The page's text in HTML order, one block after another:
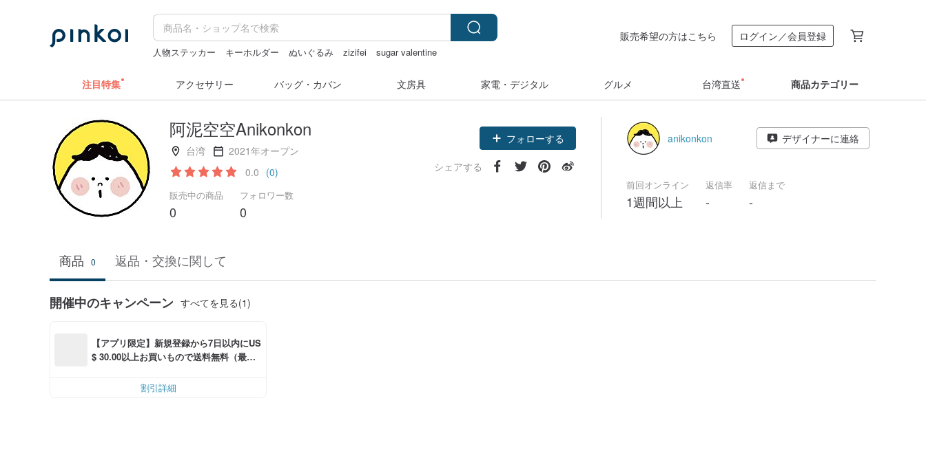
人物ステッカー キーホルダー ぬいぐるみ zizifei
sugar valentine
販売希望の方はこちら ログイン／会員登録
注目特集 アクセサリー バッグ・カバン 文房具 家電・デジタル グルメ 台湾直送 商品カテゴリー
阿泥空空Anikonkon
台湾
2021年オープン
0.0 (0)
販売中の商品
0
フォロワー数
0
フォローする
シェアする
anikonkon デザイナーに連絡
前回オンライン
1週間以上
返信率
-
返信まで
-
商品 0 返品・交換に関して
開催中のキャンペーン すべてを見る(1)
【アプリ限定】新規登録から7日以内にUS
$ 30.00以上お買いもので送料無料（最大U
割引詳細